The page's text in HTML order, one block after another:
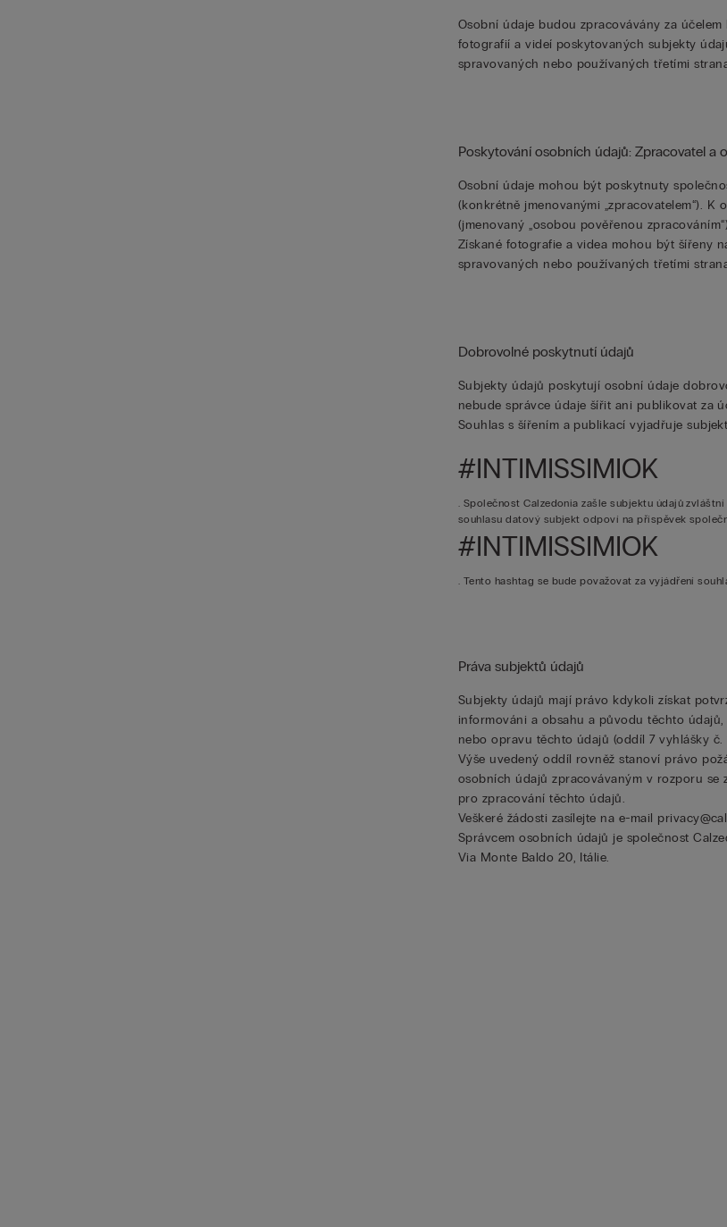
Osobní údaje budou zpracovávány za
fotografií a videí poskytovaných subjekty
spravovaných nebo používaných třetími
Poskytování osobních údajů: Zpracovatel a
Osobní údaje mohou být poskytnuty
(konkrétně jmenovanými „zpracovatelem“).
(jmenovaný „osobou pověřenou
Získané fotografie a videa mohou být šířeny
spravovaných nebo používaných třetími
Dobrovolné poskytnutí údajů
Subjekty údajů poskytují osobní údaje
nebude správce údaje šířit ani publikovat za
Souhlas s šířením a publikací vyjadřuje
#INTIMISSIMIOK
. Společnost Calzedonia zašle subjektu údajů
souhlasu datový subjekt odpoví na příspěvek
#INTIMISSIMIOK
. Tento hashtag se bude považovat za vyjádření
Práva subjektů údajů
Subjekty údajů mají právo kdykoli získat
informováni a obsahu a původu těchto
nebo opravu těchto údajů (oddíl 7 vyhlášky č.
Výše uvedený oddíl rovněž stanoví právo
osobních údajů zpracovávaným v rozporu
pro zpracování těchto údajů.
Veškeré žádosti zasílejte na e-mail
Správcem osobních údajů je společnost
Via Monte Baldo 20, Itálie.